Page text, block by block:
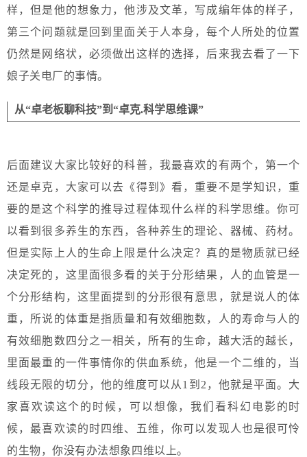
样，但是他的想象力，他涉及文革，写成编年体的样子，
第三个问题就是回到里面关于人本身，每个人所处的位置
仍然是网络状，必须做出这样的选择，后来我去看了一下
娘子关电厂的事情。
从“卓老板聊科技”到“卓克.科学思维课”
后面建议大家比较好的科普，我最喜欢的有两个，第一个
还是卓克，大家可以去《得到》看，重要不是学知识，重
要的是这个科学的推导过程体现什么样的科学思维。你可
以看到很多养生的东西，各种养生的理论、器械、药材。
但是实际上人的生命上限是什么决定？真的是物质就已经
决定死的，这里面很多看的关于分形结果，人的血管是一
个分形结构，这里面提到的分形很有意思，就是说人的体
重，所说的体重是指质量和有效细胞数，人的寿命与人的
有效细胞数四分之一相关，所有的生命，越大活的越长，
里面最重的一件事情你的供血系统，他是一个二维的，当
线段无限的切分，他的维度可以从1到2，他就是平面。大
家喜欢读这个的时候，可以想像，我们看科幻电影的时
候，最喜欢读的时四维、五维，你可以发现人也是很可怜
的生物，你没有办法想象四维以上。